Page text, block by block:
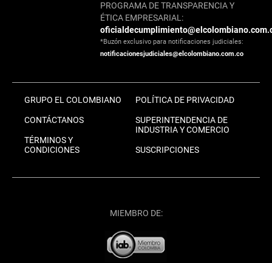
PROGRAMA DE TRANSPARENCIA Y
ÉTICA EMPRESARIAL:
*Buzón exclusivo para notificaciones judiciales:
notificacionesjudiciales@elcolombiano.com.co
GRUPO EL COLOMBIANO
CONTÁCTANOS
TÉRMINOS Y
CONDICIONES
POLÍTICA DE PRIVACIDAD
SUPERINTENDENCIA DE
INDUSTRIA Y COMERCIO
SUSCRIPCIONES
MIEMBRO DE: